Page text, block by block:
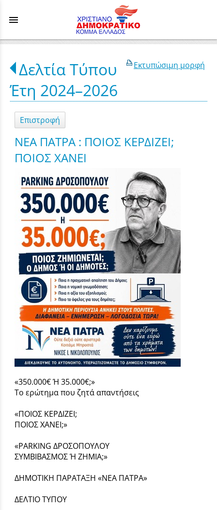
menu
Εκτυπώσιμη μορφή
Δελτία Τύπου
Έτη 2024–2026
Επιστροφή
ΝΕΑ ΠΑΤΡΑ : ΠΟΙΟΣ ΚΕΡΔΙΖΕΙ;
ΠΟΙΟΣ ΧΑΝΕΙ
«350.000€ Ή 35.000€;»
Το ερώτημα που ζητά απαντήσεις
«ΠΟΙΟΣ ΚΕΡΔΙΖΕΙ;
ΠΟΙΟΣ ΧΑΝΕΙ;»
«PARKING ΔΡΟΣΟΠΟΥΛΟΥ
ΣΥΜΒΙΒΑΣΜΟΣ Ή ΖΗΜΙΑ;»
ΔΗΜΟΤΙΚΗ ΠΑΡΑΤΑΞΗ «ΝΕΑ ΠΑΤΡΑ»
ΔΕΛΤΙΟ ΤΥΠΟΥ